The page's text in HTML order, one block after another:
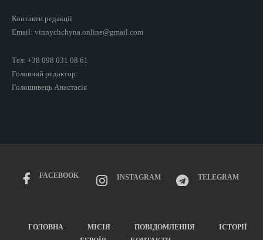
Контакти редакції
Email: vinnychchyna.online@gmail.com
Тел: +38 098 031 08 61
Головний редактор:
Голошивець Анастасія
FACEBOOK INSTAGRAM TELEGRAM
ГОЛОВНА МІСІЯ ПОВІДОМЛЕННЯ
ІСТОРІЇ